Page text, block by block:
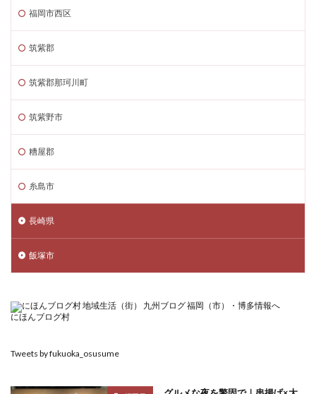
福岡市西区
筑紫郡
筑紫郡那珂川町
筑紫野市
糟屋郡
糸島市
長崎県
飯塚市
にほんブログ村
Tweets by fukuoka_osusume